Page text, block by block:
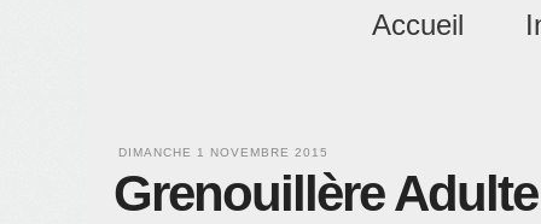
Accueil
DIMANCHE 1 NOVEMBRE 2015
Grenouillère Adulte